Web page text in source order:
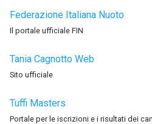
Federazione Italiana Nuoto
Il portale ufficiale FIN
Tania Cagnotto Web
Sito ufficiale
Tuffi Masters
Portale per le iscrizioni e i risultati dei